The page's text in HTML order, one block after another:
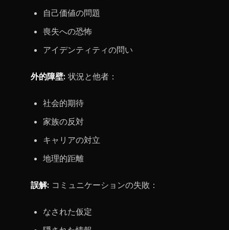
自己価値の問題
喪失への恐怖
アイデンティティの問い
外的障壁: 状況と他者：
社会的期待
家族の反対
キャリアの対立
地理的距離
誤解: コミュニケーションの失敗：
なされた仮定